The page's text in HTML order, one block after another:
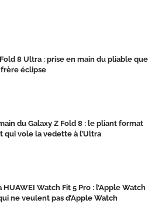
8 Ultra : prise en main du pliable que
éclipse
du Galaxy Z Fold 8 : le pliant format
qui vole la vedette à l’Ultra
HUAWEI Watch Fit 5 Pro : l’Apple Watch
ne veulent pas d’Apple Watch